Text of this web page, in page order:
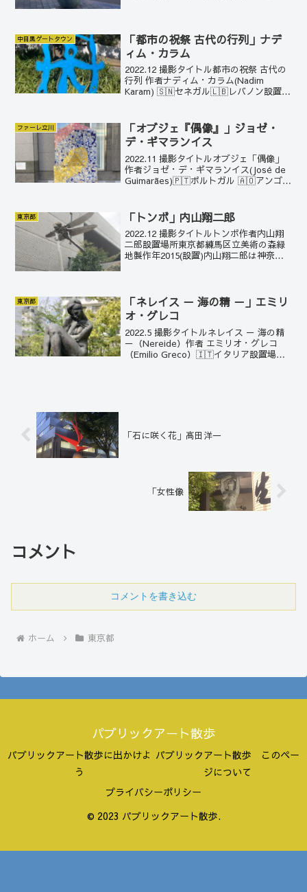
も見...
中目黒ゲートタウン
「都市の祝祭 古代の行列」ナデ
ィム・カラム
2022.12 撮影タイトル都市の祝祭 古代の
行列 作者ナディム・カラム(Nadim
Karam) 🇸🇳セネガル🇱🇧レバノン設置場
ノンで育った彫刻家。大学院は日本の東
京...
ファーレ立川
「オブジェ『偶像』」ジョゼ・
デ・ギマランイス
2022.11 撮影タイトルオブジェ「偶像」
作者ジョゼ・デ・ギマランイス(José de
Guimarães)🇵🇹ポルトガル 🇦🇴アンゴラ
は、1934年にポルト...
東京都 「トンボ」内山翔二郎
2022.12 撮影タイトルトンボ作者内山翔
二郎設置場所東京都練馬区立美術の森緑
地製作年2015(設置)内山翔二郎は神奈川
虫...
東京都
「ネレイス － 海の精 －」エミリ
オ・グレコ
2022.5 撮影タイトルネレイス － 海の精
－（Nereide）作者 エミリオ・グレコ
（Emilio Greco）🇮🇹イタリア設置場所
「石に咲く花」高田洋一
「女性像
コメント
コメントを書き込む
ホーム 東京都
パブリックアート散歩
パブリックアート散歩に出かけよ
う
パブリックアート散歩 このペー
ジについて
プライバシーポリシー
© 2023 パブリックアート散歩.